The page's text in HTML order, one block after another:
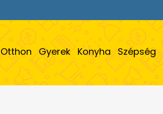
Otthon Gyerek Konyha Szépség